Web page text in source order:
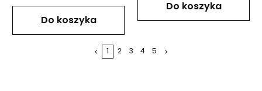
Do koszyka
Do koszyka
2 3 4 5